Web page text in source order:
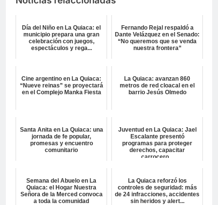
Día del Niño en La Quiaca: el
municipio prepara una gran
celebración con juegos,
espectáculos y rega...
Fernando Rejal respaldó a
Dante Velázquez en el Senado:
“No queremos que se venda
nuestra frontera”
Cine argentino en La Quiaca:
“Nueve reinas” se proyectará
en el Complejo Manka Fiesta
La Quiaca: avanzan 860
metros de red cloacal en el
barrio Jesús Olmedo
Santa Anita en La Quiaca: una
jornada de fe popular,
promesas y encuentro
comunitario
Juventud en La Quiaca: Jael
Escalante presentó
programas para proteger
derechos, capacitar
carrocero...
Semana del Abuelo en La
Quiaca: el Hogar Nuestra
Señora de la Merced convoca
a toda la comunidad
La Quiaca reforzó los
controles de seguridad: más
de 24 infracciones, accidentes
sin heridos y alert...